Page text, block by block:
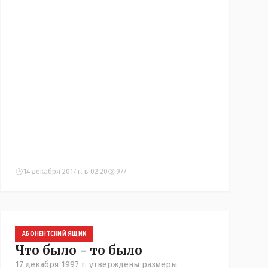
14 декабря 2017 г. в 02:20 977
АБОНЕНТСКИЙ ЯЩИК
Что было - то было
17 декабря 1997 г. утверждены размеры